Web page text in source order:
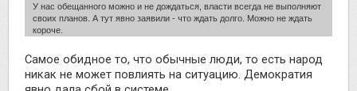
У нас обещанного можно и не дождаться, власти всегда не выполняют
своих планов. А тут явно заявили - что ждать долго. Можно не ждать
короче.
Самое обидное то, что обычные люди, то есть народ
никак не может повлиять на ситуацию. Демократия